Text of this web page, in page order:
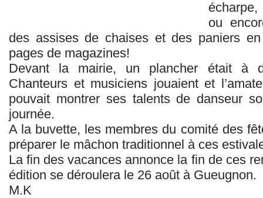
écharpe,
ou
des assises de chaises et des paniers
pages de magazines!
Devant la mairie, un plancher était à
Chanteurs et musiciens jouaient et
pouvait montrer ses talents de danseur
journée.
A la buvette, les membres du comité des
préparer le mâchon traditionnel à ces
La fin des vacances annonce la fin de ces
édition se déroulera le 26 août à Gueugnon.
M.K